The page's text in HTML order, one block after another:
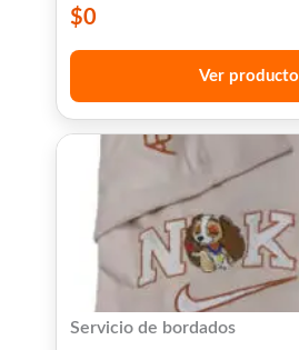
$0
Ver producto
Servicio de bordados